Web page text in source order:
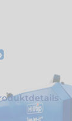
TowJet-it 800-